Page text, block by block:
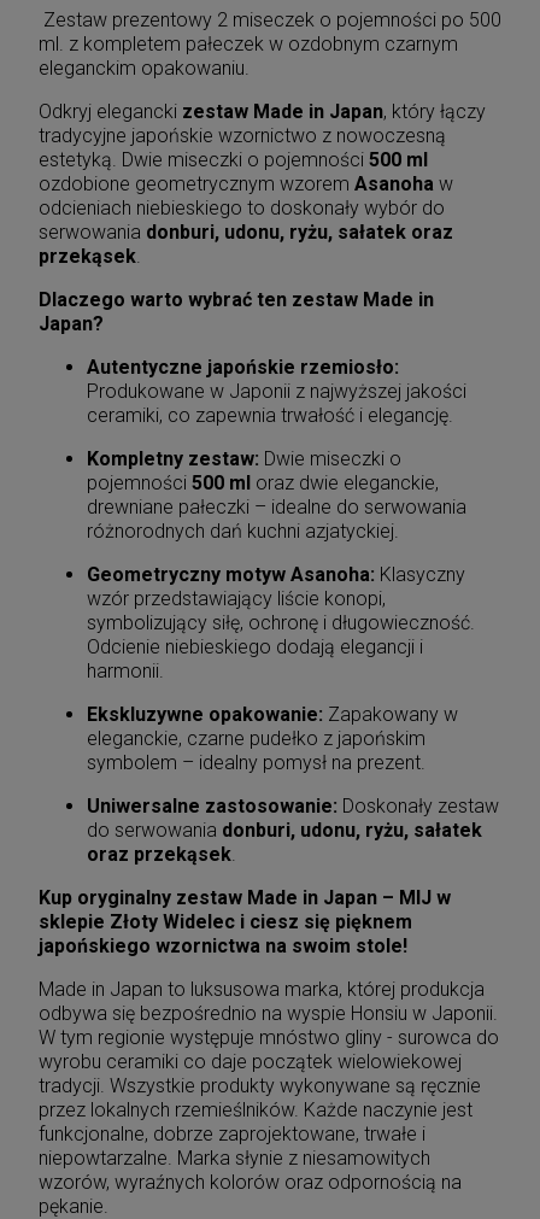
Zestaw prezentowy 2 miseczek o pojemności po 500
ml. z kompletem pałeczek w ozdobnym czarnym
eleganckim opakowaniu.
Odkryj elegancki zestaw Made in Japan, który łączy
tradycyjne japońskie wzornictwo z nowoczesną
estetyką. Dwie miseczki o pojemności 500 ml
ozdobione geometrycznym wzorem Asanoha w
odcieniach niebieskiego to doskonały wybór do
serwowania donburi, udonu, ryżu, sałatek oraz
przekąsek.
Dlaczego warto wybrać ten zestaw Made in
Japan?
Autentyczne japońskie rzemiosło:
Produkowane w Japonii z najwyższej jakości
ceramiki, co zapewnia trwałość i elegancję.
Kompletny zestaw: Dwie miseczki o
pojemności 500 ml oraz dwie eleganckie,
drewniane pałeczki – idealne do serwowania
różnorodnych dań kuchni azjatyckiej.
Geometryczny motyw Asanoha: Klasyczny
wzór przedstawiający liście konopi,
symbolizujący siłę, ochronę i długowieczność.
Odcienie niebieskiego dodają elegancji i
harmonii.
Ekskluzywne opakowanie: Zapakowany w
eleganckie, czarne pudełko z japońskim
symbolem – idealny pomysł na prezent.
Uniwersalne zastosowanie: Doskonały zestaw
do serwowania donburi, udonu, ryżu, sałatek
oraz przekąsek.
Kup oryginalny zestaw Made in Japan – MIJ w
sklepie Złoty Widelec i ciesz się pięknem
japońskiego wzornictwa na swoim stole!
Made in Japan to luksusowa marka, której produkcja
odbywa się bezpośrednio na wyspie Honsiu w Japonii.
W tym regionie występuje mnóstwo gliny - surowca do
wyrobu ceramiki co daje początek wielowiekowej
tradycji. Wszystkie produkty wykonywane są ręcznie
przez lokalnych rzemieślników. Każde naczynie jest
funkcjonalne, dobrze zaprojektowane, trwałe i
niepowtarzalne. Marka słynie z niesamowitych
wzorów, wyraźnych kolorów oraz odpornością na
pękanie.